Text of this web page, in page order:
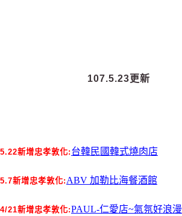
107.5.23更新
5.22新增忠孝敦化: 台韓民國韓式燒肉店
5.7新增忠孝敦化: ABV 加勒比海餐酒館
4/21新增忠孝敦化:PAUL-仁愛店~氣氛好浪漫